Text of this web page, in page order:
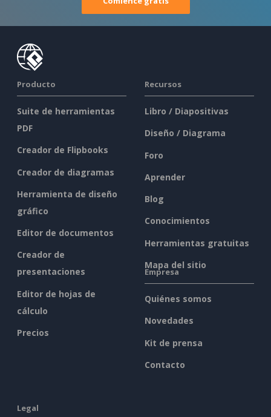
Producto
Suite de herramientas
PDF
Creador de Flipbooks
Creador de diagramas
Herramienta de diseño
gráfico
Editor de documentos
Creador de
presentaciones
Editor de hojas de
cálculo
Precios
Recursos
Libro / Diapositivas
Diseño / Diagrama
Foro
Aprender
Blog
Conocimientos
Herramientas gratuitas
Mapa del sitio
Empresa
Quiénes somos
Novedades
Kit de prensa
Contacto
Legal